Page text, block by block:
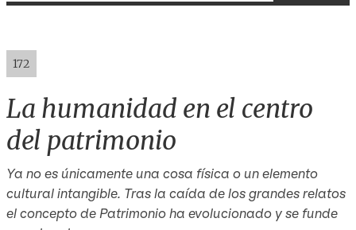
172
La humanidad en el centro
del patrimonio
Ya no es únicamente una cosa física o un elemento
cultural intangible. Tras la caída de los grandes relatos
el concepto de Patrimonio ha evolucionado y se funde